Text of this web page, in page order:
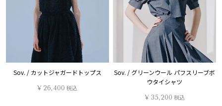
Sov. / カットジャガードトップス
¥ 26,400 税込
Sov. / グリーンウール パフスリーブボ
ウタイシャツ
¥ 35,200 税込